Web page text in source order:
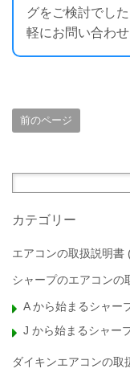
グをご検討でし
軽にお問い合わ
前のページ
カテゴリー
エアコンの取扱説明書
シャープのエアコンの
A から始まるシャー
J から始まるシャー
ダイキンエアコンの取